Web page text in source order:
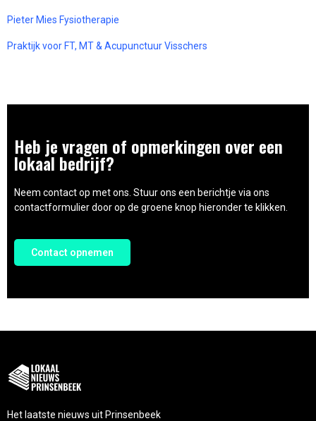
Pieter Mies Fysiotherapie
Praktijk voor FT, MT & Acupunctuur Visschers
Heb je vragen of opmerkingen over een
lokaal bedrijf?
Neem contact op met ons. Stuur ons een berichtje via ons
contactformulier door op de groene knop hieronder te klikken.
Contact opnemen
Het laatste nieuws uit Prinsenbeek